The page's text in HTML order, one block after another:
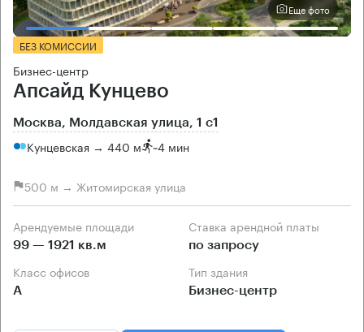
Еще фото
БЕЗ КОМИССИИ
Бизнес-центр
Апсайд Кунцево
Москва, Молдавская улица, 1 с1
Кунцевская → 440 м ~4 мин
500 м → Житомирская улица
Арендуемые площади
99 — 1921 кв.м
Ставка арендной платы
по запросу
Класс офисов
А
Тип здания
Бизнес-центр